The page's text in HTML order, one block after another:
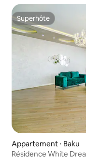
Superhôte
Superhôte
Appartement ⋅ Baku
Résidence White